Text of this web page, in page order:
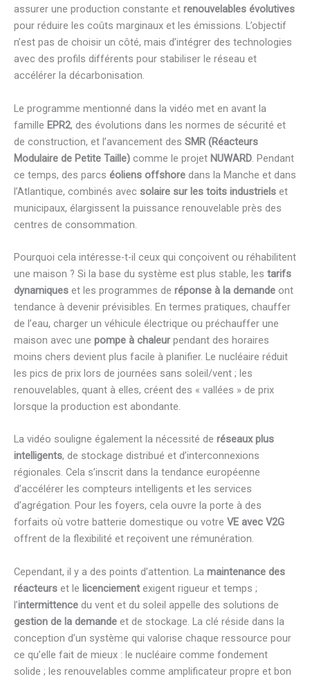
assurer une production constante et renouvelables évolutives
pour réduire les coûts marginaux et les émissions. L’objectif
n’est pas de choisir un côté, mais d’intégrer des technologies
avec des profils différents pour stabiliser le réseau et
accélérer la décarbonisation.
Le programme mentionné dans la vidéo met en avant la
famille EPR2, des évolutions dans les normes de sécurité et
de construction, et l’avancement des SMR (Réacteurs
Modulaire de Petite Taille) comme le projet NUWARD. Pendant
ce temps, des parcs éoliens offshore dans la Manche et dans
l’Atlantique, combinés avec solaire sur les toits industriels et
municipaux, élargissent la puissance renouvelable près des
centres de consommation.
Pourquoi cela intéresse-t-il ceux qui conçoivent ou réhabilitent
une maison ? Si la base du système est plus stable, les tarifs
dynamiques et les programmes de réponse à la demande ont
tendance à devenir prévisibles. En termes pratiques, chauffer
de l’eau, charger un véhicule électrique ou préchauffer une
maison avec une pompe à chaleur pendant des horaires
moins chers devient plus facile à planifier. Le nucléaire réduit
les pics de prix lors de journées sans soleil/vent ; les
renouvelables, quant à elles, créent des « vallées » de prix
lorsque la production est abondante.
La vidéo souligne également la nécessité de réseaux plus
intelligents, de stockage distribué et d’interconnexions
régionales. Cela s’inscrit dans la tendance européenne
d’accélérer les compteurs intelligents et les services
d’agrégation. Pour les foyers, cela ouvre la porte à des
forfaits où votre batterie domestique ou votre VE avec V2G
offrent de la flexibilité et reçoivent une rémunération.
Cependant, il y a des points d’attention. La maintenance des
réacteurs et le licenciement exigent rigueur et temps ;
l’intermittence du vent et du soleil appelle des solutions de
gestion de la demande et de stockage. La clé réside dans la
conception d’un système qui valorise chaque ressource pour
ce qu’elle fait de mieux : le nucléaire comme fondement
solide ; les renouvelables comme amplificateur propre et bon